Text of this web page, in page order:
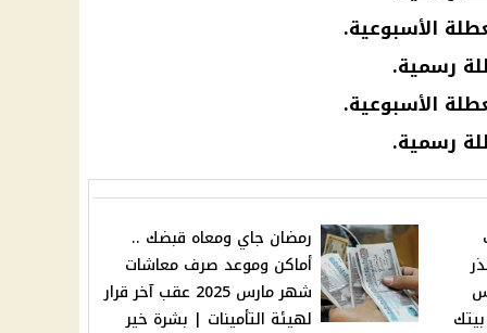
رمضان جاي ومعاه قبضك ..
أماكن وموعد صرف معاشات
شهر مارس 2025 عقب آخر قرار
لهيئة التأمينات | بشرة خير